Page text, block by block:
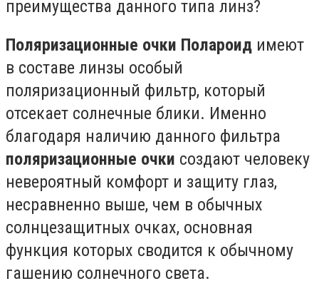
преимущества данного типа линз?
Поляризационные очки Полароид имеют
в составе линзы особый
поляризационный фильтр, который
отсекает солнечные блики. Именно
благодаря наличию данного фильтра
поляризационные очки создают человеку
невероятный комфорт и защиту глаз,
несравненно выше, чем в обычных
солнцезащитных очках, основная
функция которых сводится к обычному
гашению солнечного света.